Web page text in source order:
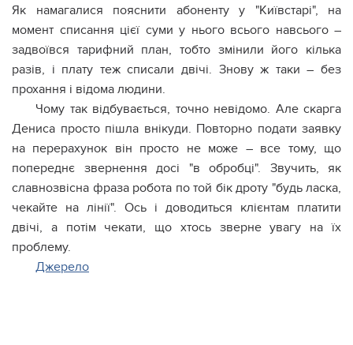
Як намагалися пояснити абоненту у "Київстарі", на
момент списання цієї суми у нього всього навсього –
задвоївся тарифний план, тобто змінили його кілька
разів, і плату теж списали двічі. Знову ж таки – без
прохання і відома людини.
Чому так відбувається, точно невідомо. Але скарга
Дениса просто пішла внікуди. Повторно подати заявку
на перерахунок він просто не може – все тому, що
попереднє звернення досі "в обробці". Звучить, як
славнозвісна фраза робота по той бік дроту "будь ласка,
чекайте на лінії". Ось і доводиться клієнтам платити
двічі, а потім чекати, що хтось зверне увагу на їх
проблему.
Джерело